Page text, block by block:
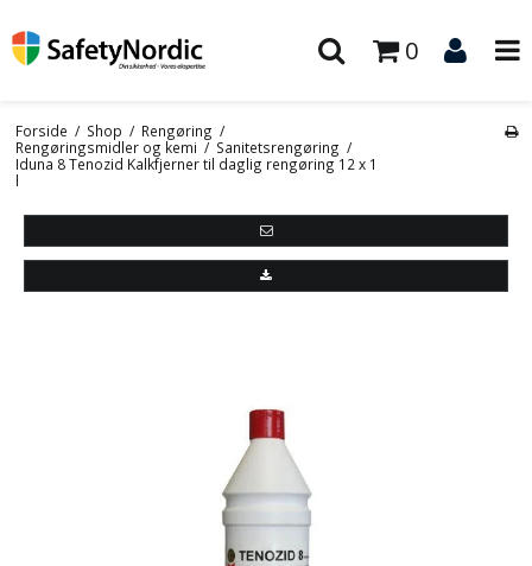
0
Forside / Shop / Rengøring /
Rengøringsmidler og kemi / Sanitetsrengøring /
Iduna 8 Tenozid Kalkfjerner til daglig rengøring 12 x 1
l